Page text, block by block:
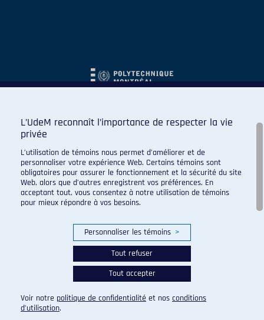
© 2026 Carabins de l'Université de Montréal. Tous droits
réservés.
Paramètres des témoins
L’UdeM reconnaît l’importance de respecter la vie
privée
L’utilisation de témoins nous permet d’améliorer et de
personnaliser votre expérience Web. Certains témoins sont
obligatoires pour assurer le fonctionnement et la sécurité du site
Web, alors que d’autres enregistrent vos préférences. En
acceptant tout, vous consentez à notre utilisation de témoins
pour mieux répondre à vos besoins.
Personnaliser les témoins >
Tout refuser
Tout accepter
Voir notre politique de confidentialité et nos conditions
d’utilisation.